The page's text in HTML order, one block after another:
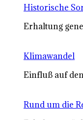
Historische
Erhaltung
Klimawandel
Einfluß auf
Rund um die